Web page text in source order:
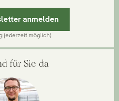
anmelden
jederzeit möglich)
für Sie da